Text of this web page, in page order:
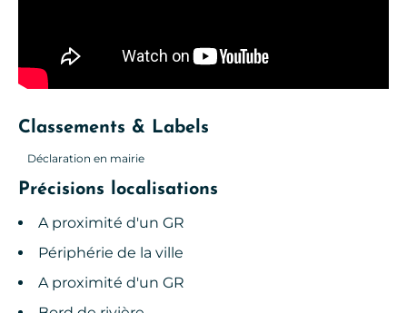
Classements & Labels
Déclaration en mairie
Précisions localisations
A proximité d'un GR
Périphérie de la ville
A proximité d'un GR